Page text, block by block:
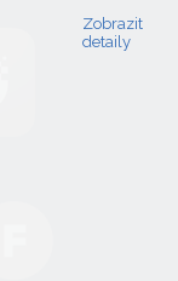
Zobrazit
detaily